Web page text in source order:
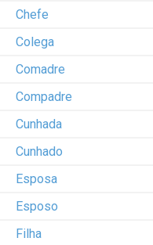
Chefe
Colega
Comadre
Compadre
Cunhada
Cunhado
Esposa
Esposo
Filha